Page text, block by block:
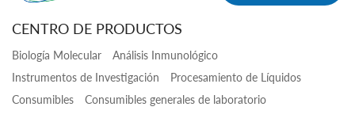
CENTRO DE PRODUCTOS
Biología Molecular
Análisis Inmunológico
Instrumentos de Investigación
Procesamiento de Líquidos
Consumibles
Consumibles generales de laboratorio